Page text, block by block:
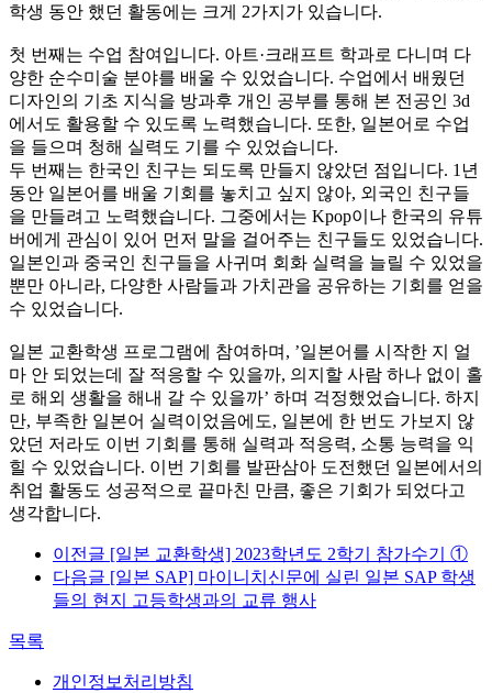
학생 동안 했던 활동에는 크게 2가지가 있습니다.
첫 번째는 수업 참여입니다. 아트·크래프트 학과로 다니며 다
양한 순수미술 분야를 배울 수 있었습니다. 수업에서 배웠던
디자인의 기초 지식을 방과후 개인 공부를 통해 본 전공인 3d
에서도 활용할 수 있도록 노력했습니다. 또한, 일본어로 수업
을 들으며 청해 실력도 기를 수 있었습니다.
두 번째는 한국인 친구는 되도록 만들지 않았던 점입니다. 1년
동안 일본어를 배울 기회를 놓치고 싶지 않아, 외국인 친구들
을 만들려고 노력했습니다. 그중에서는 Kpop이나 한국의 유튜
버에게 관심이 있어 먼저 말을 걸어주는 친구들도 있었습니다.
일본인과 중국인 친구들을 사귀며 회화 실력을 늘릴 수 있었을
뿐만 아니라, 다양한 사람들과 가치관을 공유하는 기회를 얻을
수 있었습니다.
일본 교환학생 프로그램에 참여하며, ’일본어를 시작한 지 얼
마 안 되었는데 잘 적응할 수 있을까, 의지할 사람 하나 없이 홀
로 해외 생활을 해내 갈 수 있을까’ 하며 걱정했었습니다. 하지
만, 부족한 일본어 실력이었음에도, 일본에 한 번도 가보지 않
았던 저라도 이번 기회를 통해 실력과 적응력, 소통 능력을 익
힐 수 있었습니다. 이번 기회를 발판삼아 도전했던 일본에서의
취업 활동도 성공적으로 끝마친 만큼, 좋은 기회가 되었다고
생각합니다.
이전글 [일본 교환학생] 2023학년도 2학기 참가수기 ①
다음글 [일본 SAP] 마이니치신문에 실린 일본 SAP 학생
들의 현지 고등학생과의 교류 행사
목록
개인정보처리방침